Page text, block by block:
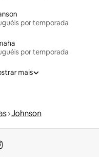
por temporada
por temporada
mais
Johnson